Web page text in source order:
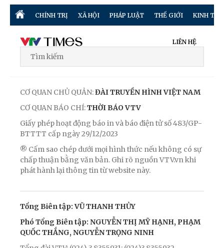
CHÍNH TRỊ XÃ HỘI PHÁP LUẬT THẾ GIỚI KINH TẾ
LIÊN HỆ
CƠ QUAN CHỦ QUẢN:ĐÀI TRUYỀN HÌNH VIỆT NAM
CƠ QUAN BÁO CHÍ:THỜI BÁO VTV
Giấy phép hoạt động báo in và báo điện tử số 483/GP-
BTTTT cấp ngày 29/12/2023
® Cấm sao chép dưới mọi hình thức nếu không có sự
chấp thuận bằng văn bản. Ghi rõ nguồn VTV.vn khi
phát hành lại thông tin từ website này.
Tổng Biên tập: VŨ THANH THỦY
Phó Tổng Biên tập: NGUYỄN THỊ MỸ HẠNH, PHẠM
QUỐC THẮNG, NGUYỄN TRỌNG NINH